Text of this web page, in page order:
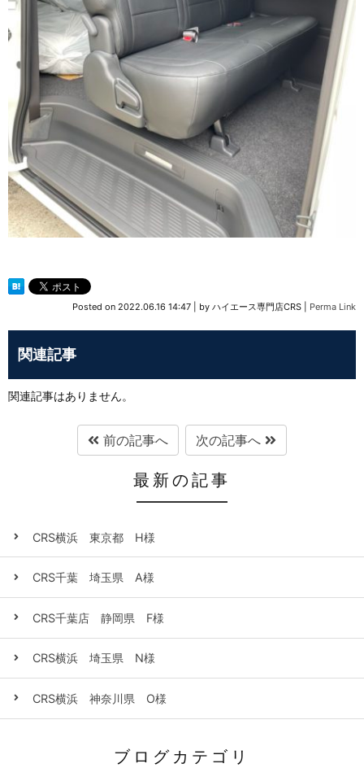
Posted on 2022.06.16 14:47 by ハイエース専門店CRS Perma Link
関連記事
関連記事はありません。
前の記事へ 次の記事へ
最新の記事
CRS横浜 東京都 H様
CRS千葉 埼玉県 A様
CRS千葉店 静岡県 F様
CRS横浜 埼玉県 N様
CRS横浜 神奈川県 O様
ブログカテゴリ